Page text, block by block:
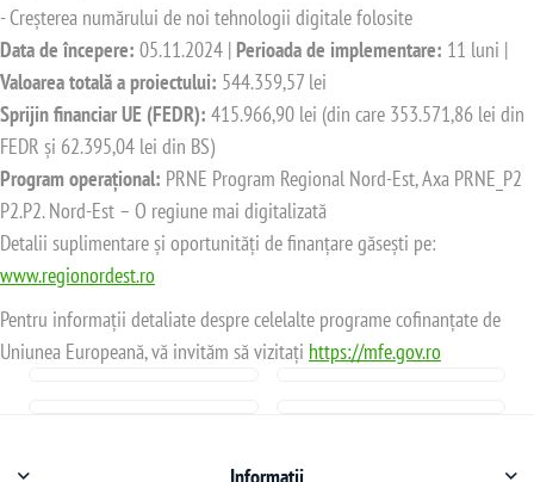
- Creșterea numărului de noi tehnologii digitale folosite
Data de începere: 05.11.2024 | Perioada de implementare: 11 luni |
Valoarea totală a proiectului: 544.359,57 lei
Sprijin financiar UE (FEDR): 415.966,90 lei (din care 353.571,86 lei din
FEDR și 62.395,04 lei din BS)
Program operațional: PRNE Program Regional Nord-Est, Axa PRNE_P2
P2.P2. Nord-Est – O regiune mai digitalizată
Detalii suplimentare și oportunități de finanțare găsești pe:
www.regionordest.ro
Pentru informații detaliate despre celelalte programe cofinanțate de
Uniunea Europeană, vă invităm să vizitați https://mfe.gov.ro
Informații